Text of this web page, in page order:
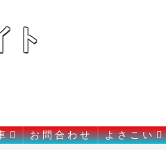
ト
お 問 合 わ せ よ さ こ い